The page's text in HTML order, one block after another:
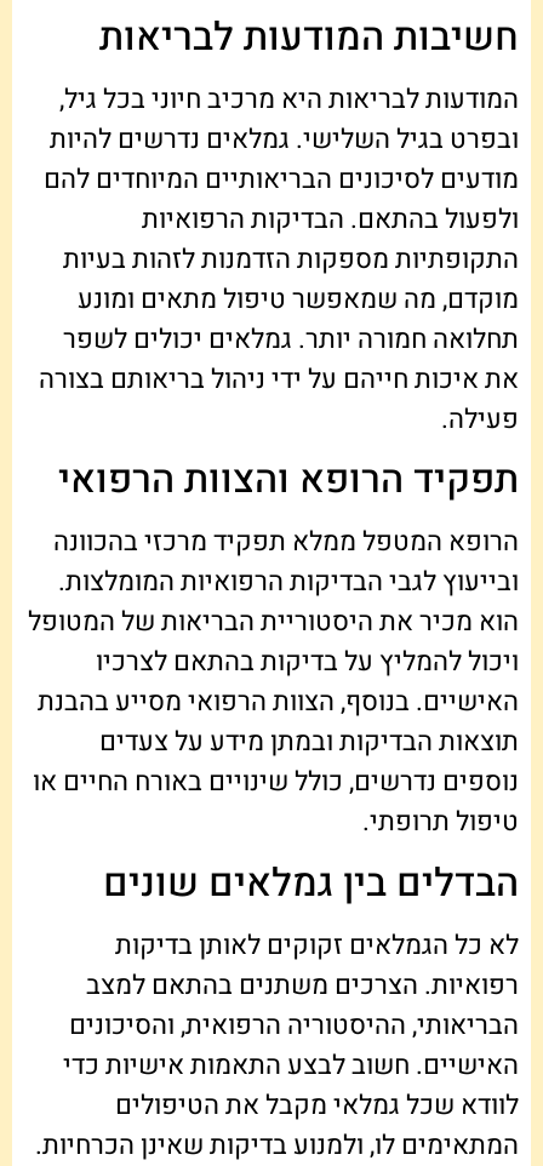
חשיבות המודעות לבריאות
המודעות לבריאות היא מרכיב חיוני בכל גיל,
ובפרט בגיל השלישי. גמלאים נדרשים להיות
מודעים לסיכונים הבריאותיים המיוחדים להם
ולפעול בהתאם. הבדיקות הרפואיות
התקופתיות מספקות הזדמנות לזהות בעיות
מוקדם, מה שמאפשר טיפול מתאים ומונע
תחלואה חמורה יותר. גמלאים יכולים לשפר
את איכות חייהם על ידי ניהול בריאותם בצורה
פעילה.
תפקיד הרופא והצוות הרפואי
הרופא המטפל ממלא תפקיד מרכזי בהכוונה
ובייעוץ לגבי הבדיקות הרפואיות המומלצות.
הוא מכיר את היסטוריית הבריאות של המטופל
ויכול להמליץ על בדיקות בהתאם לצרכיו
האישיים. בנוסף, הצוות הרפואי מסייע בהבנת
תוצאות הבדיקות ובמתן מידע על צעדים
נוספים נדרשים, כולל שינויים באורח החיים או
טיפול תרופתי.
הבדלים בין גמלאים שונים
לא כל הגמלאים זקוקים לאותן בדיקות
רפואיות. הצרכים משתנים בהתאם למצב
הבריאותי, ההיסטוריה הרפואית, והסיכונים
האישיים. חשוב לבצע התאמות אישיות כדי
לוודא שכל גמלאי מקבל את הטיפולים
המתאימים לו, ולמנוע בדיקות שאינן הכרחיות.